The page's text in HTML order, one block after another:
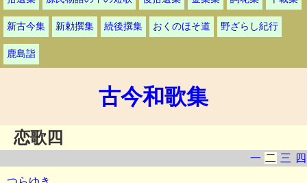
新古今集 新勅撰集 続後撰集 おくのほそ道 野ざらし紀行
鹿島詣
古今和歌集
恋歌四
一 二 三 四